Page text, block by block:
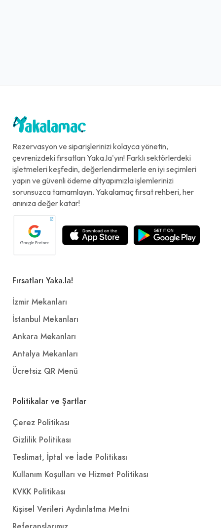
Rezervasyon ve siparişlerinizi kolayca yönetin,
çevrenizdeki fırsatları Yaka.la'yın! Farklı sektörlerdeki
işletmeleri keşfedin, değerlendirmelerle en iyi seçimleri
yapın ve güvenli ödeme altyapımızla işlemlerinizi
sorunsuzca tamamlayın. Yakalamaç fırsat rehberi, her
anınıza değer katar!
Fırsatları Yaka.la!
İzmir Mekanları
İstanbul Mekanları
Ankara Mekanları
Antalya Mekanları
Ücretsiz QR Menü
Politikalar ve Şartlar
Çerez Politikası
Gizlilik Politikası
Teslimat, İptal ve İade Politikası
Kullanım Koşulları ve Hizmet Politikası
KVKK Politikası
Kişisel Verileri Aydınlatma Metni